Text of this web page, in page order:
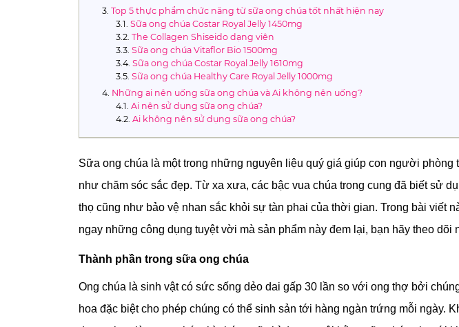
Top 5 thực phẩm chức năng từ sữa ong chúa tốt nhất hiện nay
Sữa ong chúa Costar Royal Jelly 1450mg
The Collagen Shiseido dạng viên
Sữa ong chúa Vitaflor Bio 1500mg
Sữa ong chúa Costar Royal Jelly 1610mg
Sữa ong chúa Healthy Care Royal Jelly 1000mg
Những ai nên uống sữa ong chúa và Ai không nên uống?
Ai nên sử dụng sữa ong chúa?
Ai không nên sử dụng sữa ong chúa?
Sữa ong chúa là một trong những nguyên liệu quý giá giúp con người phòng
như chăm sóc sắc đẹp. Từ xa xưa, các bậc vua chúa trong cung đã biết sử
thọ cũng như bảo vệ nhan sắc khỏi sự tàn phai của thời gian. Trong bài viết
ngay những công dụng tuyệt vời mà sản phẩm này đem lại, bạn hãy theo dõi
Thành phần trong sữa ong chúa
Ong chúa là sinh vật có sức sống dẻo dai gấp 30 lần so với ong thợ bởi
hoa đặc biệt cho phép chúng có thể sinh sản tới hàng ngàn trứng mỗi ngày.